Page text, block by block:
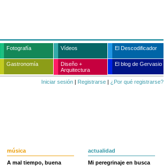
Fotografía Vídeos El Descodificador
Gastronomía
Diseño +
Arquitectura
El blog de Gervasio
Iniciar sesión | Registrarse | ¿Por qué registrarse?
música
A mal tiempo, buena
actualidad
Mi peregrinaje en busca